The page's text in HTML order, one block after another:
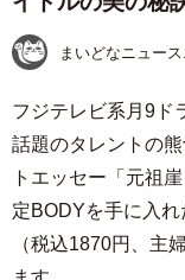
まいどなニュー
フジテレビ系月9ド
話題のタレントの
トエッセー「元祖
定BODYを手に入
（税込1870円、主